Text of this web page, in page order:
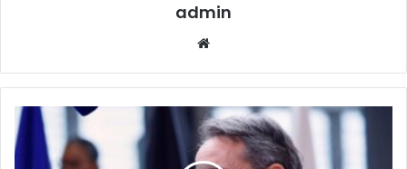
admin